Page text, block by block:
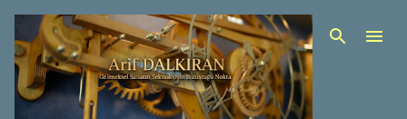
Ana içeriğe atla